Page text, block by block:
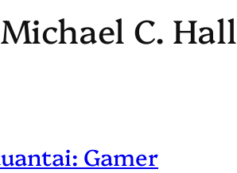
Michael C. Hall
Gamer